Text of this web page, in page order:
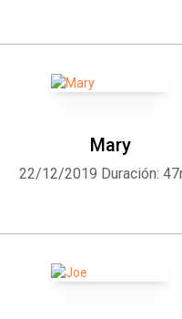
Mary
22/12/2019 Duración: